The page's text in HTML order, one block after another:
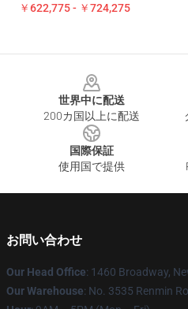
￥622,775 - ￥724,275
世界中に配送
200カ国以上に配送
国際保証
使用国で提供
お問い合わせ
Our Head Office: 1460 Broadway,
Our Warehouse: No. 3535 Renmin